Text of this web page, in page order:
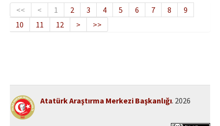
<< < 1 2 3 4 5 6 7 8
9
10
11 12 > >>
Atatürk Araştırma Merkezi Başkanlığı. 2026